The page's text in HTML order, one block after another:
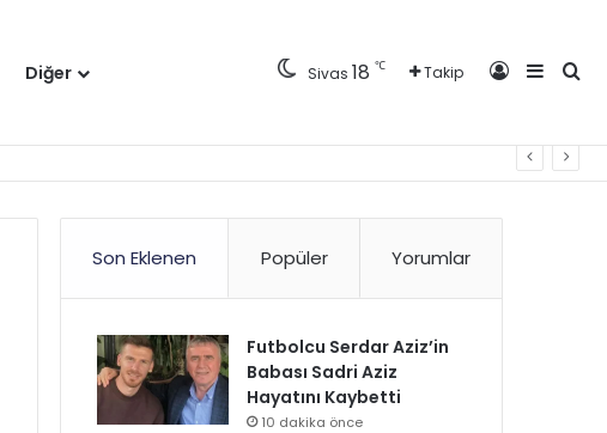
Diğer Sivas 18 ℃ Takip Kayıt Ol
Kenar
Son Eklenen Popüler Yorumlar
Futbolcu Serdar Aziz’in
Babası Sadri Aziz
Hayatını Kaybetti
10 dakika önce